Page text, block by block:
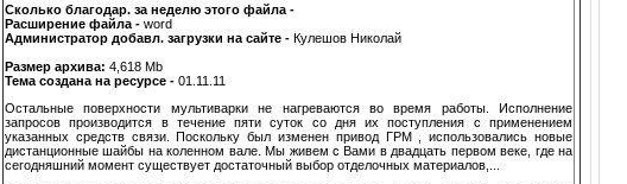
Сколько благодар. за неделю этого файла -
Расширение файла - word
Администратор добавл. загрузки на сайте - Кулешов Николай
Размер архива: 4,618 Mb
Тема создана на ресурсе - 01.11.11
Остальные поверхности мультиварки не нагреваются во время работы. Исполнение
запросов производится в течение пяти суток со дня их поступления с применением
указанных средств связи. Поскольку был изменен привод ГРМ , использовались новые
дистанционные шайбы на коленном вале. Мы живем с Вами в двадцать первом веке, где на
сегодняшний момент существует достаточный выбор отделочных материалов,...